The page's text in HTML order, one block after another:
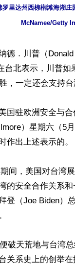
里达州西棕榈滩海湖
McNamee/Getty
德．川普（Donald
台北表示，川普如
，一定还会支持台
国驻欧洲安全与合
）星期六（5
作出上述表示的。
间，美国对台湾
的安全合作关系
登（Joe Biden）
破天荒地与台湾
关系史上的创举